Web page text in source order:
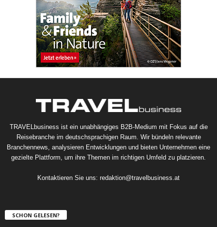
TRAVELbusiness ist ein unabhängiges B2B-Medium mit Fokus auf die
Reisebranche im deutschsprachigen Raum. Wir bündeln relevante
Branchennews, analysieren Entwicklungen und bieten Unternehmen eine
gezielte Plattform, um ihre Themen im richtigen Umfeld zu platzieren.
Kontaktieren Sie uns: redaktion@travelbusiness.at
SCHON GELESEN?